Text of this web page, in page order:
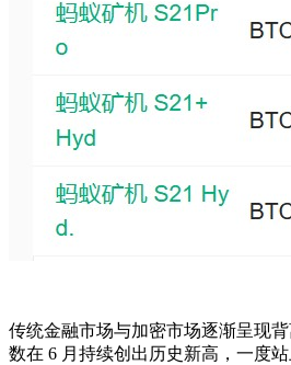
传统金融市场与加密市场逐渐呈现
数在 6 月持续创出历史新高，一度